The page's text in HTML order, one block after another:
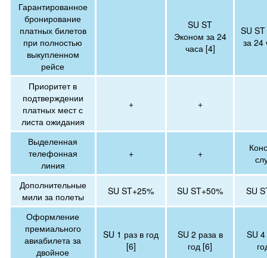
Гарантированное
бронирование
платных билетов
при полностью
выкупленном
рейсе
SU ST
Эконом за 24
часа [4]
SU
за 24
Приоритет в
подтверждении
платных мест с
листа ожидания
+ +
Выделенная
телефонная
линия
+ +
Дополнительные
мили за полеты
SU ST+25% SU ST+50% SU
Оформление
премиального
авиабилета за
двойное
SU 1 раз в год
[6]
SU 2 раза в
год [6]
SU 4